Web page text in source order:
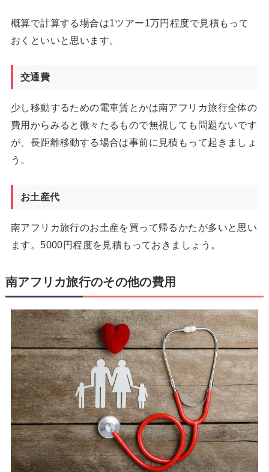
概算で計算する場合は1ツアー1万円程度で見積もって
おくといいと思います。
交通費
少し移動するための電車賃とかは南アフリカ旅行全体の
費用からみると微々たるもので無視しても問題ないです
が、長距離移動する場合は事前に見積もって起きましょ
う。
お土産代
南アフリカ旅行のお土産を買って帰るかたが多いと思い
ます。5000円程度を見積もっておきましょう。
南アフリカ旅行のその他の費用